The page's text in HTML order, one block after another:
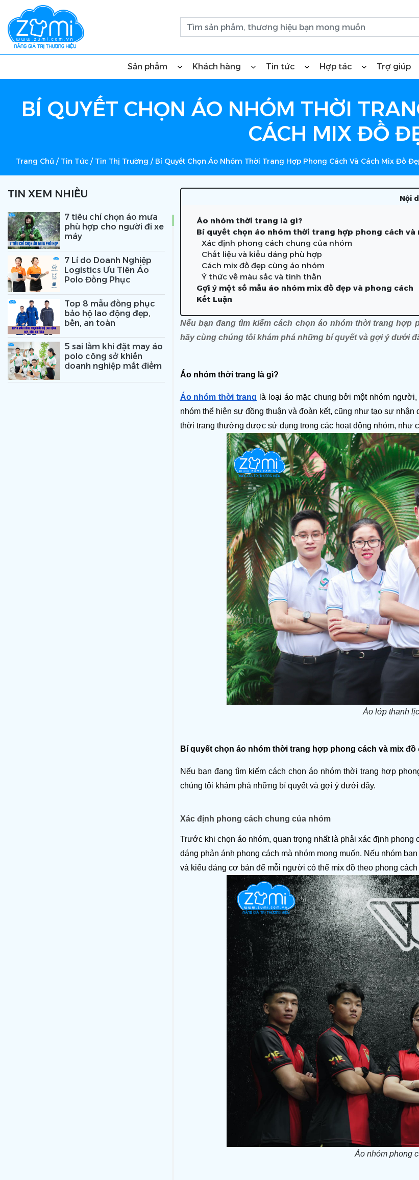
Sản phẩm Khách hàng Tin tức Hợp tác Trợ giúp
BÍ QUYẾT CHỌN ÁO NHÓM THỜI
CÁCH MIX ĐỒ
Trang Chủ / Tin Tức / Tin Thị Trường / Bí Quyết Chọn Áo Nhóm Thời Trang Hợp Phong Cách Và Cách Mix Đồ
TIN XEM NHIỀU
7 tiêu chí chọn áo mưa
phù hợp cho người đi xe
máy
7 Lí do Doanh Nghiệp
Logistics Ưu Tiên Áo
Polo Đồng Phục
Top 8 mẫu đồng phục
bảo hộ lao động đẹp,
bền, an toàn
5 sai lầm khi đặt may áo
polo công sở khiến
doanh nghiệp mất điểm
Nội
Áo nhóm thời trang là gì?
Bí quyết chọn áo nhóm thời trang hợp phong cách và
Xác định phong cách chung của nhóm
Chất liệu và kiểu dáng phù hợp
Cách mix đồ đẹp cùng áo nhóm
Ý thức về màu sắc và tinh thần
Gợi ý một số mẫu áo nhóm mix đồ đẹp và phong cách
Kết Luận
Nếu bạn đang tìm kiếm cách chọn áo nhóm thời trang hợp
hãy cùng chúng tôi khám phá những bí quyết và gợi ý dưới
Áo nhóm thời trang là gì?
Áo nhóm thời trang là loại áo mặc chung bởi một nhóm
nhóm thể hiện sự đồng thuận và đoàn kết, cũng như tạo sự
thời trang thường được sử dụng trong các hoạt động nhóm, như
Áo lớp thanh
Bí quyết chọn áo nhóm thời trang hợp phong cách và mix đồ
Nếu bạn đang tìm kiếm cách chọn áo nhóm thời trang hợp
chúng tôi khám phá những bí quyết và gợi ý dưới đây.
Xác định phong cách chung của nhóm
Trước khi chọn áo nhóm, quan trọng nhất là phải xác định
dáng phản ánh phong cách mà nhóm mong muốn. Nếu nhóm
và kiểu dáng cơ bản để mỗi người có thể mix đồ theo phong cách
Áo nhóm phong